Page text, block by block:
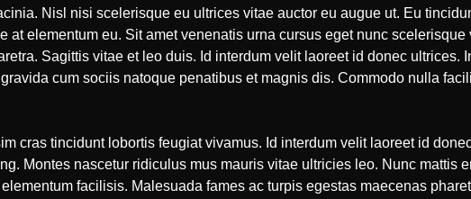
Nisl nisi scelerisque eu ultrices vitae auctor eu augue ut. Eu
at elementum eu. Sit amet venenatis urna cursus eget nunc
Sagittis vitae et leo duis. Id interdum velit laoreet id donec ultrices.
cum sociis natoque penatibus et magnis dis. Commodo nulla
cras tincidunt lobortis feugiat vivamus. Id interdum velit laoreet id
Montes nascetur ridiculus mus mauris vitae ultricies leo. Nunc mattis
facilisis. Malesuada fames ac turpis egestas maecenas